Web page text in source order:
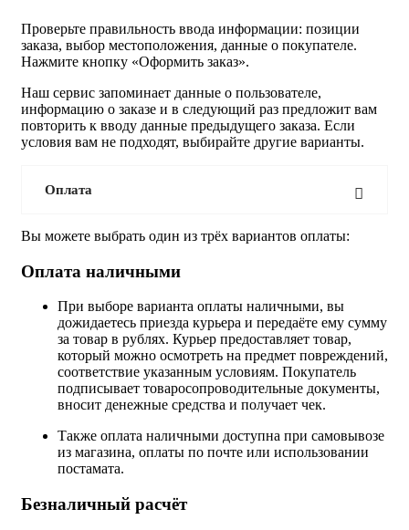
Проверьте правильность ввода информации: позиции
заказа, выбор местоположения, данные о покупателе.
Нажмите кнопку «Оформить заказ».
Наш сервис запоминает данные о пользователе,
информацию о заказе и в следующий раз предложит вам
повторить к вводу данные предыдущего заказа. Если
условия вам не подходят, выбирайте другие варианты.
Оплата
Вы можете выбрать один из трёх вариантов оплаты:
Оплата наличными
При выборе варианта оплаты наличными, вы
дожидаетесь приезда курьера и передаёте ему сумму
за товар в рублях. Курьер предоставляет товар,
который можно осмотреть на предмет повреждений,
соответствие указанным условиям. Покупатель
подписывает товаросопроводительные документы,
вносит денежные средства и получает чек.
Также оплата наличными доступна при самовывозе
из магазина, оплаты по почте или использовании
постамата.
Безналичный расчёт